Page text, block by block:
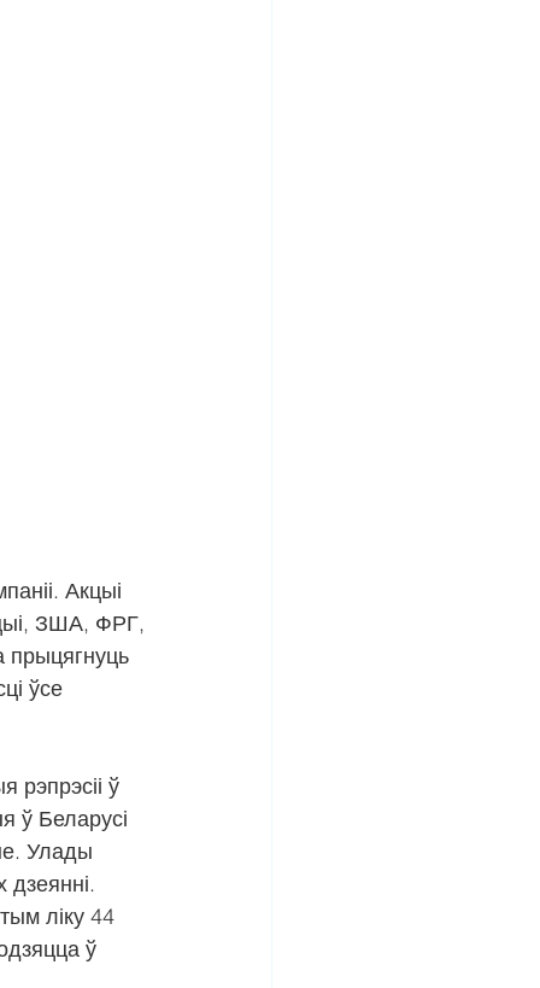
Акцыі
ЗША, ФРГ,
прыцягнуць
ўсе
рэпрэсіі ў
ў Беларусі
Улады
дзеянні.
ліку 44
ў